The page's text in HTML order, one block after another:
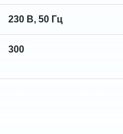
230 В, 50 Гц
300